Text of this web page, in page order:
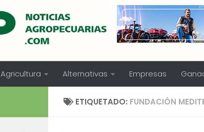
Agricultura Alternativas Empresas
ETIQUETADO: FUNDACIÓN